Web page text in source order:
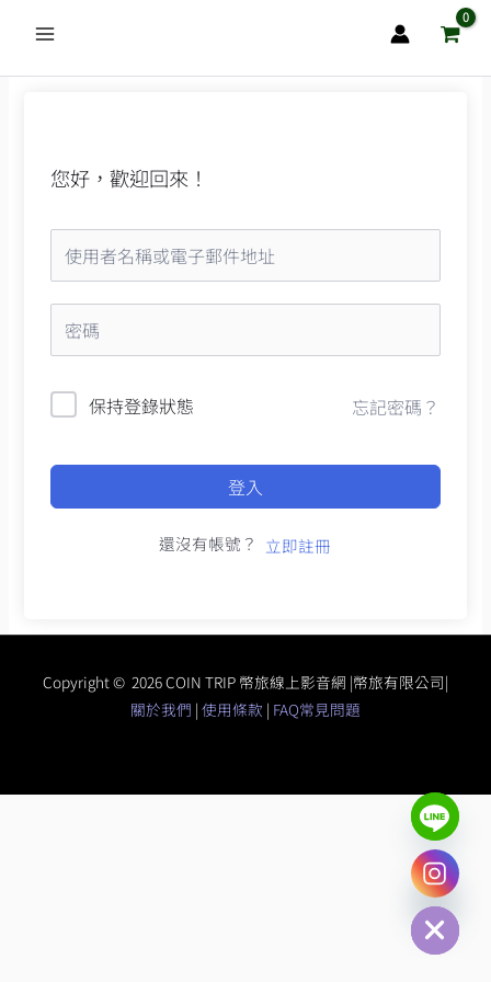
主
您好，歡迎回來！
保持登錄狀態 忘記密碼？
登入
還沒有帳號？ 立即註冊
Copyright © 2026 COIN TRIP 幣旅線上影音網 |幣旅有限公司|
關於我們 | 使用條款 | FAQ常見問題
Hide
chaty